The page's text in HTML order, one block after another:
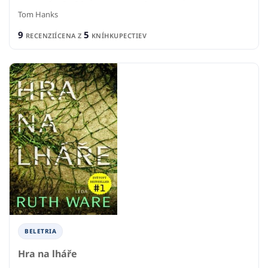
Tom Hanks
9 RECENZIÍCENA Z 5 KNÍHKUPECTIEV
BELETRIA
Hra na lháře